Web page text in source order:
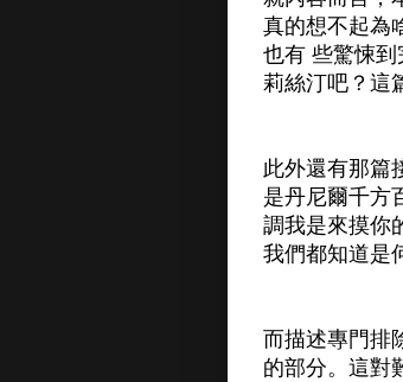
真的想不起為
也有 些驚悚
莉絲汀吧？這
此外還有那篇
是丹尼爾千方
調我是來摸你
我們都知道是
而描述專門排
的部分。這對